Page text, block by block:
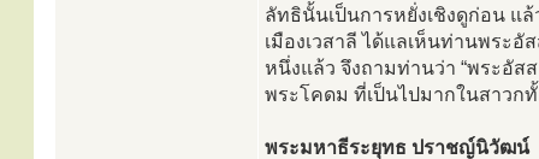
ลัทธินั้นเป็นการหยั่งเชิงดูก่อน แ
เมืองเวสาลี ได้แลเห็นท่านพระ
หนึ่งแล้ว จึงถามท่านว่า “พระอั
พระโคดม ที่เป็นไปมากในสาวก
พระมหาธีระยุทธ ปราชญ์นิวัฒน์